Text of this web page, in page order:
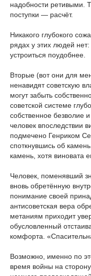
надобности ретивыми.
поступки ― расчёт.
Никакого глубокого
рядах у этих людей
устроиться поудобнее.
Вторые (вот они для
ненавидят советскую
могут забыть
советской системе
собственное безволие
человек впоследствии
подмечено Генриком
споткнувшись об
камень, хотя виновата
Человек, поменявший
вновь обретённую
понимание своей
антисоветская вера
метаниям приходит
обусловленный
комфорта.
Возможно, именно по
время войны на